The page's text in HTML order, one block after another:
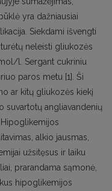
yra dažniausiai
Siekdami išvengti
neleisti gliukozės
l. Sergant cukriniu
paros metu [1]. Ši
ar kitų gliukozės kiekį
suvartotų angliavandenių
alkio jausmas,
užsitęsus ir laiku
prarandama sąmonė,
hipoglikemijos